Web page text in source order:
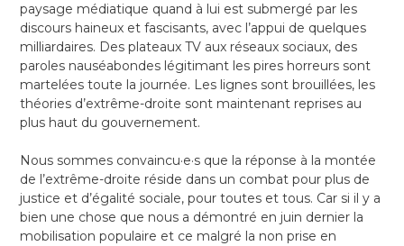
paysage médiatique quand à lui est submergé par les
discours haineux et fascisants, avec l’appui de quelques
milliardaires. Des plateaux TV aux réseaux sociaux, des
paroles nauséabondes légitimant les pires horreurs sont
martelées toute la journée. Les lignes sont brouillées, les
théories d’extrême-droite sont maintenant reprises au
plus haut du gouvernement.
Nous sommes convaincu·e·s que la réponse à la montée
de l’extrême-droite réside dans un combat pour plus de
justice et d’égalité sociale, pour toutes et tous. Car si il y a
bien une chose que nous a démontré en juin dernier la
mobilisation populaire et ce malgré la non prise en